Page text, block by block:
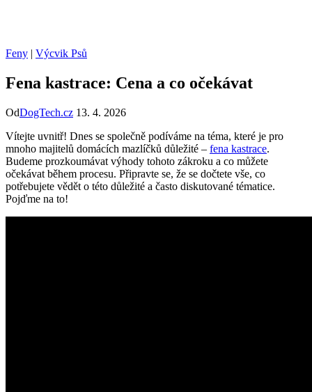
Feny | Výcvik Psů
Fena kastrace: Cena a co očekávat
OdDogTech.cz 13. 4. 2026
Vítejte uvnitř! Dnes se společně podíváme na téma, které je pro
mnoho majitelů domácích mazlíčků důležité – fena kastrace.
Budeme prozkoumávat výhody tohoto zákroku a co můžete
očekávat během procesu. Připravte se, že se dočtete vše, co
potřebujete vědět o této důležité a často diskutované tématice.
Pojďme na to!